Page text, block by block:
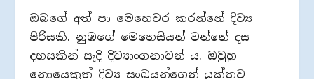
ඔබගේ අත් පා මෙහෙවර කරන්නේ දිව්‍ය
පිරිසකි. නුඹගේ මෙහෙසියන් වන්නේ දස
දහසකින් සැදි දිව්‍යාංගනාවන් ය. ඔවුහු
නොයෙකුත් දිව්‍ය සංඛයන්ගෙන් යුක්තව